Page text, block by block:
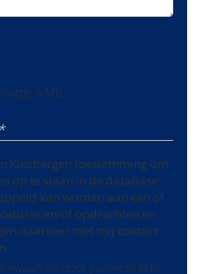
5 MB.
*
Kinsbergen toestemming om
op te slaan in de database
kan worden aan één of
en/of opdrachten en
daarover met mij contact
de door jou verstrekte